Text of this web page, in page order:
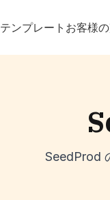
テンプレート お客様
SeedProd